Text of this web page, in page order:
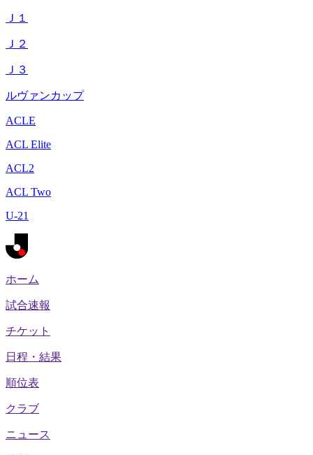
Ｊ１
Ｊ２
Ｊ３
ルヴァンカップ
ACLE
ACL Elite
ACL2
ACL Two
U-21
ホーム
試合速報
チケット
日程・結果
順位表
クラブ
ニュース